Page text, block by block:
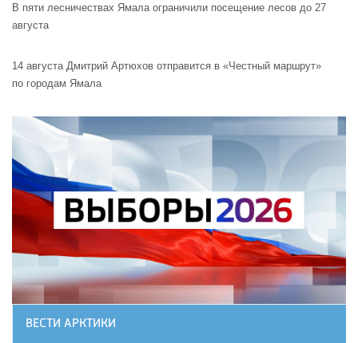
В пяти лесничествах Ямала ограничили посещение лесов до 27
августа
14 августа Дмитрий Артюхов отправится в «Честный маршрут»
по городам Ямала
ВЕСТИ АРКТИКИ